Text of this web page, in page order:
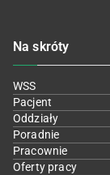
Na skróty
WSS
Pacjent
Oddziały
Poradnie
Pracownie
Oferty pracy